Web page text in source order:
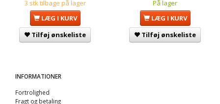
3 stk tilbage på lager
LÆG I KURV
Tilføj ønskeliste
På lager
LÆG I KURV
Tilføj ønskeliste
INFORMATIONER
Fortrolighed
Fragt og betaling